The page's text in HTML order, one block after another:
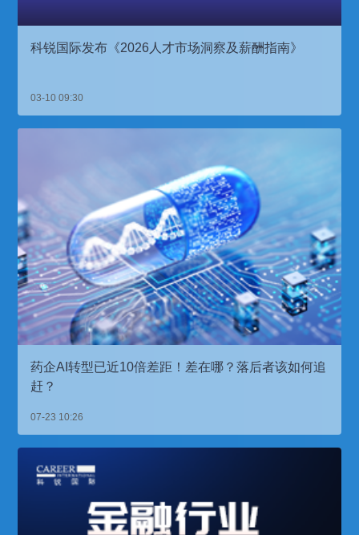
科锐国际发布《2026人才市场洞察及薪酬指南》
03-10 09:30
药企AI转型已近10倍差距！差在哪？落后者该如何追
赶？
07-23 10:26